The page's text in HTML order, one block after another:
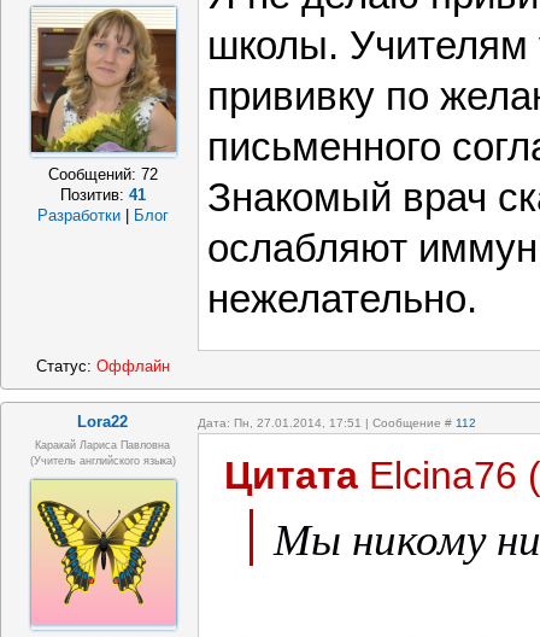
Сообщений: 72
Позитив: 41
Разработки
Блог
школы. Учителям
прививку по
письменного
Знакомый врач
ослабляют
нежелательно.
Статус: Оффлайн
Lora22 Дата: Пн, 27.01.2014, 17:51 | Сообщение # 112
Каракай Лариса Павловна
(учитель английского языка)
Цитата Elcina76 (
Мы никому